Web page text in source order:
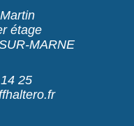
étage
MARNE
25